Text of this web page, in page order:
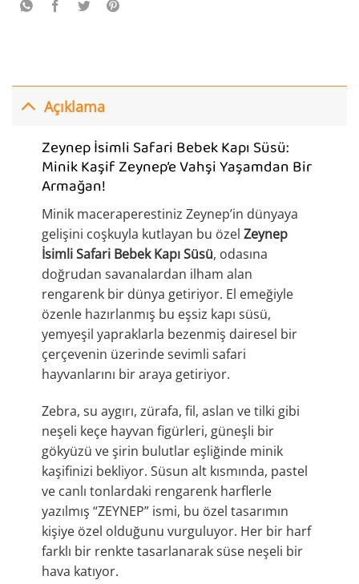
Açıklama
Zeynep İsimli Safari Bebek Kapı Süsü:
Minik Kaşif Zeynep’e Vahşi Yaşamdan Bir
Armağan!
Minik maceraperestiniz Zeynep’in dünyaya
gelişini coşkuyla kutlayan bu özel Zeynep
İsimli Safari Bebek Kapı Süsü, odasına
doğrudan savanalardan ilham alan
rengarenk bir dünya getiriyor. El emeğiyle
özenle hazırlanmış bu eşsiz kapı süsü,
yemyeşil yapraklarla bezenmiş dairesel bir
çerçevenin üzerinde sevimli safari
hayvanlarını bir araya getiriyor.
Zebra, su aygırı, zürafa, fil, aslan ve tilki gibi
neşeli keçe hayvan figürleri, güneşli bir
gökyüzü ve şirin bulutlar eşliğinde minik
kaşifinizi bekliyor. Süsun alt kısmında, pastel
ve canlı tonlardaki rengarenk harflerle
yazılmış “ZEYNEP” ismi, bu özel tasarımın
kişiye özel olduğunu vurguluyor. Her bir harf
farklı bir renkte tasarlanarak süse neşeli bir
hava katıyor.